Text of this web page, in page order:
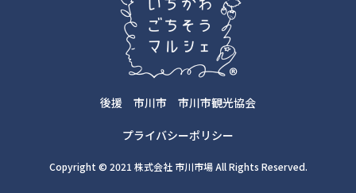
後援 市川市 市川市観光協会
プライバシーポリシー
Copyright © 2021 株式会社 市川市場 All Rights Reserved.